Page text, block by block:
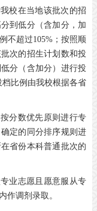
校在当地该批次的招
到低分（含加分，加
不超过105%；按照顺
次的招生计划数和投
分（含加分）进行投
比例由我校根据各省
分数优先原则进行专
定的同分排序规则进
省份本科普通批次的
业志愿且愿意服从专
作调剂录取。